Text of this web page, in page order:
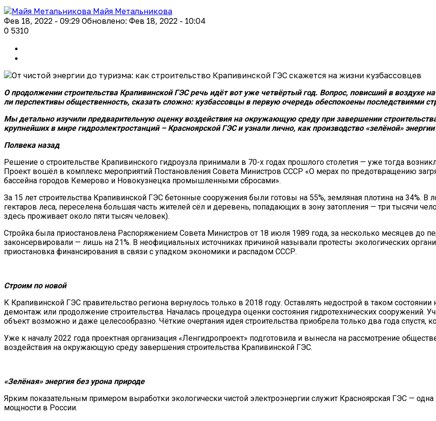
Майя Метальникова
Фев 18, 2022 - 09:29 Обновлено: Фев 18, 2022 - 10:04
0 5310
О продолжении строительства Крапивинской ГЭС речь идёт вот уже четвёртый год. Вопрос, повисший в воздухе
ли перспективы общественность, сказать сложно: кузбассовцы в первую очередь обеспокоены последствиями
Мы детально изучили предварительную оценку воздействия на окружающую среду при завершении
крупнейших в мире гидроэлектростанций – Красноярской ГЭС и узнали лично, как производство «зелёной»
Полвека назад
Решение о строительстве Крапивинского гидроузла принимали в 70-х годах прошлого столетия — уже тогда
Проект вошёл в комплекс мероприятий Постановления Совета Министров СССР «О мерах по предотвращению
бассейна городов Кемерово и Новокузнецка промышленными сбросами».
За 15 лет строительства Крапивинской ГЭС бетонные сооружения были готовы на 55%, земляная плотина на 34%.
гектаров леса, переселена большая часть жителей сёл и деревень, попадающих в зону затопления — три тысячи
здесь проживает около пяти тысяч человек).
Стройка была приостановлена Распоряжением Совета Министров от 18 июля 1989 года, за несколько месяцев до
законсервировали — лишь на 21%. В неофициальных источниках причиной называли протесты экологических
приостановка финансирования в связи с упадком экономики и распадом СССР.
Строим по новой
К Крапивинской ГЭС правительство региона вернулось только в 2018 году. Оставлять недострой в таком
демонтаж или продолжение строительства. Началась процедура оценки состояния гидротехнических
объект возможно и даже целесообразно. Чёткие очертания идея строительства приобрела только два года спустя,
Уже к началу 2022 года проектная организация «Ленгидропроект» подготовила и вынесла на рассмотрение
воздействия на окружающую среду завершения строительства Крапивинской ГЭС.
«Зелёная» энергия без урона природе
Ярким показательным примером выработки экологически чистой электроэнергии служит Красноярская ГЭС —
мощности в России.